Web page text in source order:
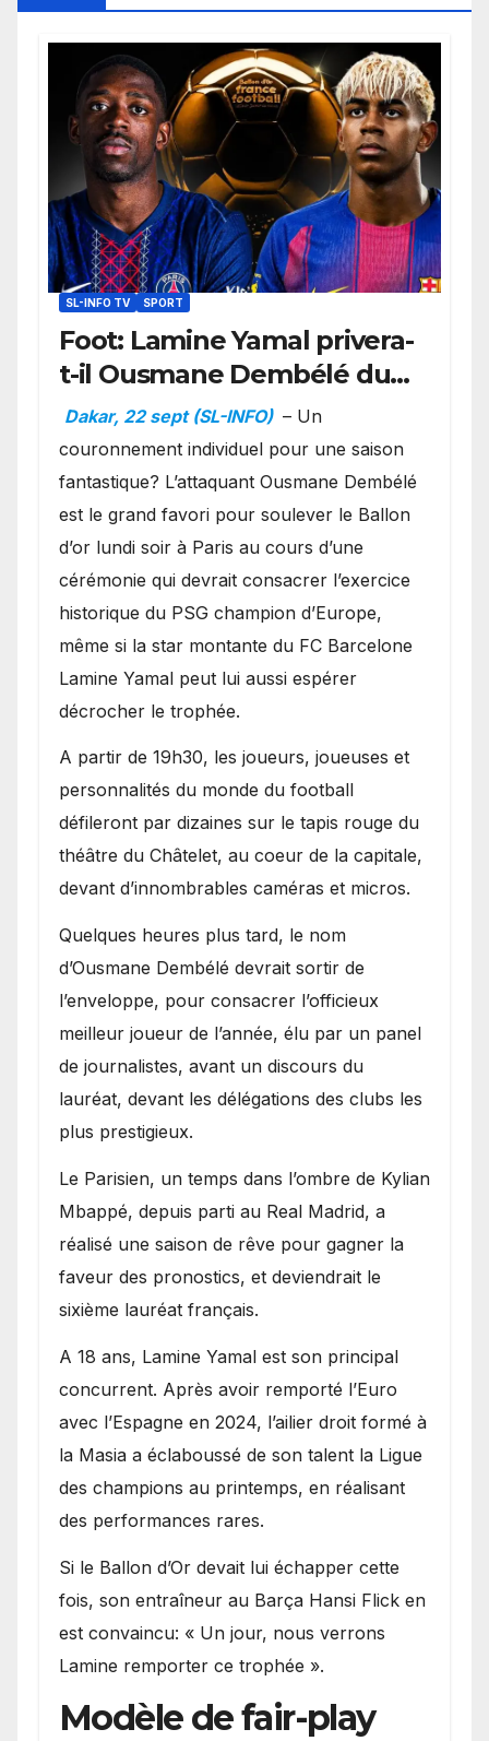
SL-INFO TV SPORT
Foot: Lamine Yamal privera-
t-il Ousmane Dembélé du
Ballon d’or ?
Dakar, 22 sept (SL-INFO) – Un
couronnement individuel pour une saison
fantastique? L’attaquant Ousmane Dembélé
est le grand favori pour soulever le Ballon
d’or lundi soir à Paris au cours d’une
cérémonie qui devrait consacrer l’exercice
historique du PSG champion d’Europe,
même si la star montante du FC Barcelone
Lamine Yamal peut lui aussi espérer
décrocher le trophée.
A partir de 19h30, les joueurs, joueuses et
personnalités du monde du football
défileront par dizaines sur le tapis rouge du
théâtre du Châtelet, au coeur de la capitale,
devant d’innombrables caméras et micros.
Quelques heures plus tard, le nom
d’Ousmane Dembélé devrait sortir de
l’enveloppe, pour consacrer l’officieux
meilleur joueur de l’année, élu par un panel
de journalistes, avant un discours du
lauréat, devant les délégations des clubs les
plus prestigieux.
Le Parisien, un temps dans l’ombre de Kylian
Mbappé, depuis parti au Real Madrid, a
réalisé une saison de rêve pour gagner la
faveur des pronostics, et deviendrait le
sixième lauréat français.
A 18 ans, Lamine Yamal est son principal
concurrent. Après avoir remporté l’Euro
avec l’Espagne en 2024, l’ailier droit formé à
la Masia a éclaboussé de son talent la Ligue
des champions au printemps, en réalisant
des performances rares.
Si le Ballon d’Or devait lui échapper cette
fois, son entraîneur au Barça Hansi Flick en
est convaincu: « Un jour, nous verrons
Lamine remporter ce trophée ».
Modèle de fair-play